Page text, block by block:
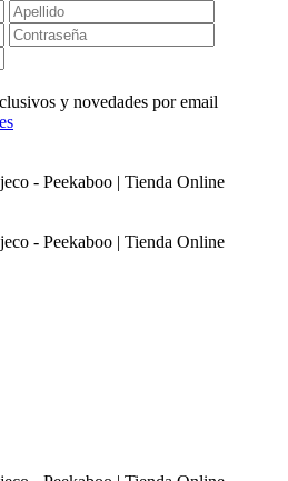
y novedades por email